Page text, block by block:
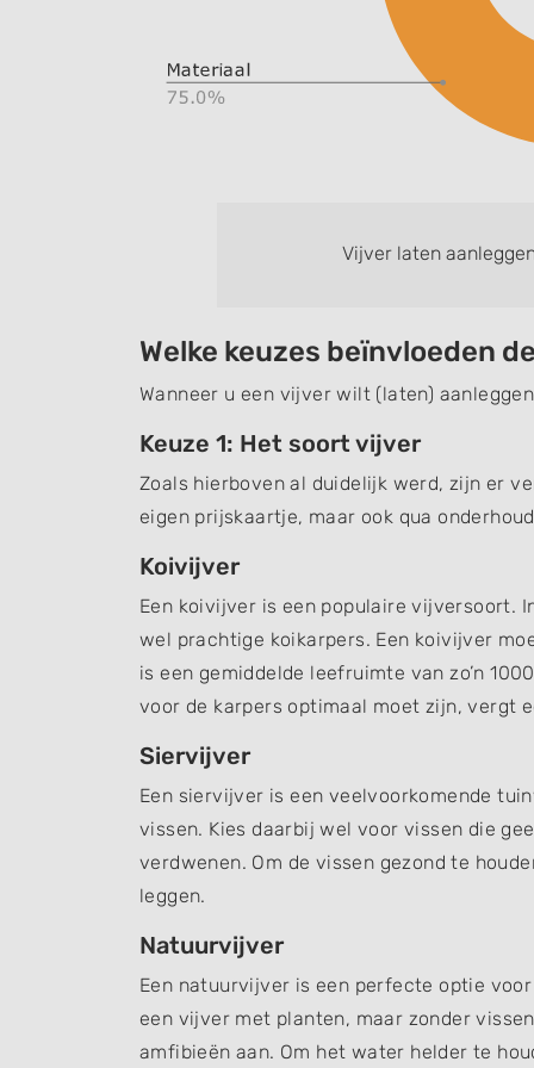
Vijver laten
Welke keuzes beïnvloeden
Wanneer u een vijver wilt (laten)
Keuze 1: Het soort vijver
Zoals hierboven al duidelijk werd, zijn er
eigen prijskaartje, maar ook qua
Koivijver
Een koivijver is een populaire vijversoort.
wel prachtige koikarpers. Een koivijver
is een gemiddelde leefruimte van zo’n
voor de karpers optimaal moet zijn, vergt
Siervijver
Een siervijver is een veelvoorkomende
vissen. Kies daarbij wel voor vissen die
verdwenen. Om de vissen gezond te
leggen.
Natuurvijver
Een natuurvijver is een perfecte optie
een vijver met planten, maar zonder
amfibieën aan. Om het water helder te